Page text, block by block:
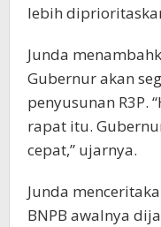
lebih
Junda
Gubernur akan
penyusunan R3P.
rapat itu.
cepat,” ujarnya.
Junda
BNPB awalnya